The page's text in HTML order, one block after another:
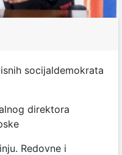
socijaldemokrata
dirеktora
Redovne i